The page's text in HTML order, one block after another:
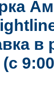
в
(с